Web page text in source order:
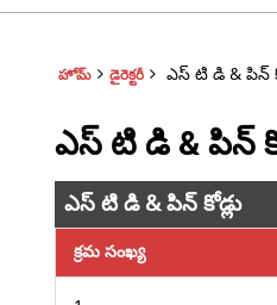
హోమ్ డైరెక్టరీ ఎస్ టి డి & పిన్
ఎస్ టి డి & పిన్
ఎస్ టి డి & పిన్ కోడ్లు
క్రమ సంఖ్య